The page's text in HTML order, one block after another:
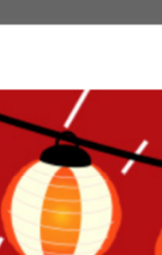
ーソファです。低反
うになじみます。座
、小さいお子様がい
製なので、細部まで
ごろしてみてはいか